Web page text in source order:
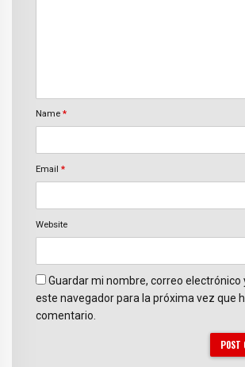
Name *
Email *
Website
Guardar mi nombre, correo electrónico
este navegador para la próxima vez que
comentario.
POST